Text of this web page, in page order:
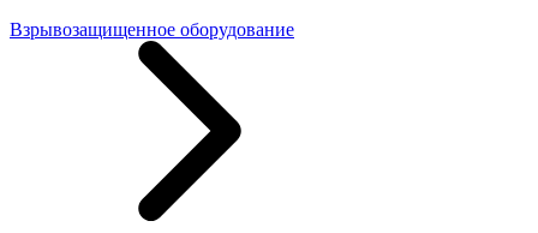
Взрывозащищенное оборудование